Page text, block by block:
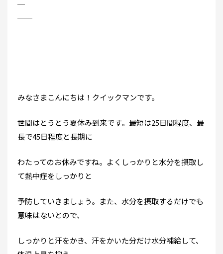
￣￣
みなさまこんにちは！クイックマンです。
世間はとうとう夏休み到来です。最短は25日間程度、最
長で45日程度と長期に
わたってのお休みですね。よくしっかりと水分を摂取し
て熱中症をしっかりと
予防していきましょう。また、水分を摂取するだけでも
意味はないとので、
しっかりと汗をかき、汗をかいた分だけ水分補給して、